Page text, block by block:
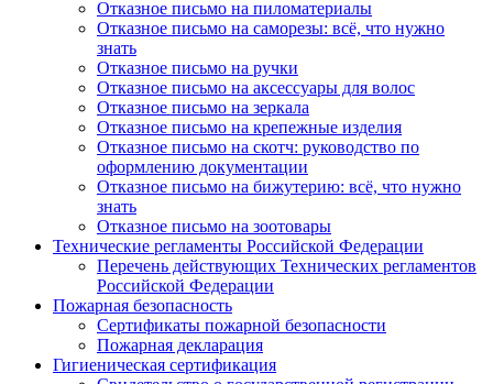
Отказное письмо на пиломатериалы
Отказное письмо на саморезы: всё, что нужно
знать
Отказное письмо на ручки
Отказное письмо на аксессуары для волос
Отказное письмо на зеркала
Отказное письмо на крепежные изделия
Отказное письмо на скотч: руководство по
оформлению документации
Отказное письмо на бижутерию: всё, что нужно
знать
Отказное письмо на зоотовары
Технические регламенты Российской Федерации
Перечень действующих Технических регламентов
Российской Федерации
Пожарная безопасность
Сертификаты пожарной безопасности
Пожарная декларация
Гигиеническая сертификация